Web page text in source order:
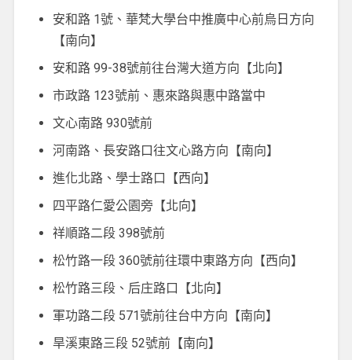
安和路 1號、華梵大學台中推廣中心前烏日方向
【南向】
安和路 99-38號前往台灣大道方向【北向】
市政路 123號前、惠來路與惠中路當中
文心南路 930號前
河南路、長安路口往文心路方向【南向】
進化北路、學士路口【西向】
四平路仁愛公園旁【北向】
祥順路二段 398號前
松竹路一段 360號前往環中東路方向【西向】
松竹路三段、后庄路口【北向】
軍功路二段 571號前往台中方向【南向】
旱溪東路三段 52號前【南向】